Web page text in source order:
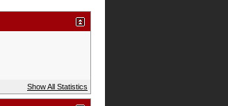
Show All Statistics